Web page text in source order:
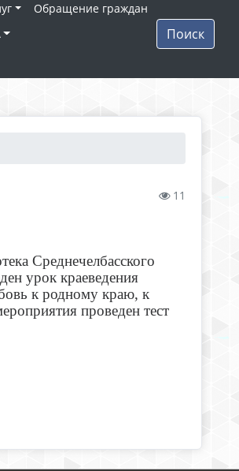
Обращение граждан
Поиск
11
Среднечелбасского
урок краеведения
к родному краю, к
проведен тест